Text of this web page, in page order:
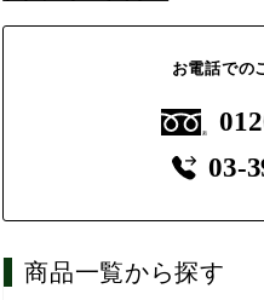
お電話での
03-
商品一覧から探す